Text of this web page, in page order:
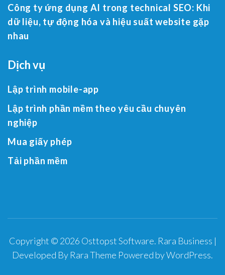
Công ty ứng dụng AI trong technical SEO: Khi
dữ liệu, tự động hóa và hiệu suất website gặp
nhau
Dịch vụ
Lập trình mobile-app
Lập trình phần mềm theo yêu cầu chuyên
nghiệp
Mua giấy phép
Tải phần mềm
Copyright © 2026 Osttopst Software. Rara Business |
Developed By Rara Theme Powered byWordPress.